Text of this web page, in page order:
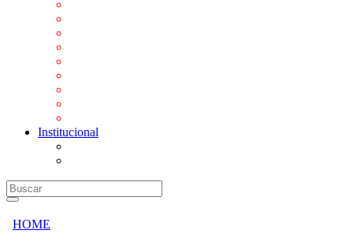
Institucional
HOME